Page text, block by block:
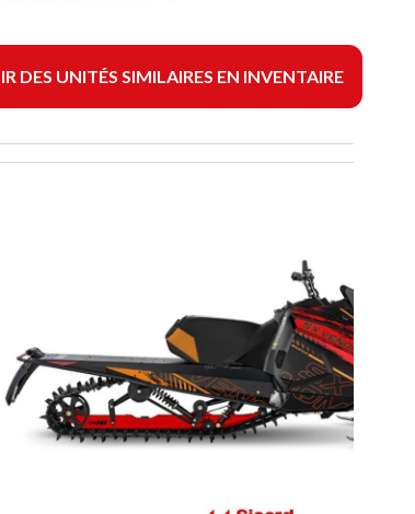
DES UNITÉS SIMILAIRES EN INVENTAIRE